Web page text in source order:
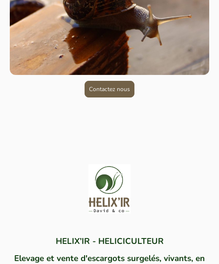
Contactez nous
HELIX’IR - HELICICULTEUR
Elevage et vente d'escargots surgelés, vivants, en